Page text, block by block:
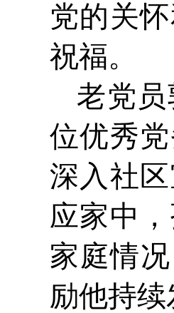
党的关
祝福。
老党
位优秀
深入社
应家中
家庭情
励他持